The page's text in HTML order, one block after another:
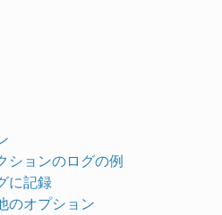
ションのログの例
に記録
のオプション